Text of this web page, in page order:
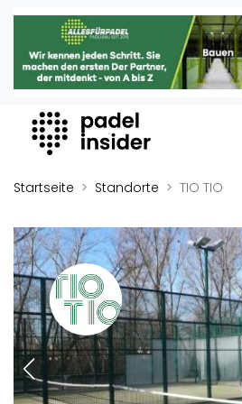
Padel Insider
Home
Organisationen
Buchungssysteme
Padel-Shops
Padelplatzbauer
Verschiedenes
Veranstaltungen
Turniere
International
Playtomic
Startseite Standorte TIO TIO